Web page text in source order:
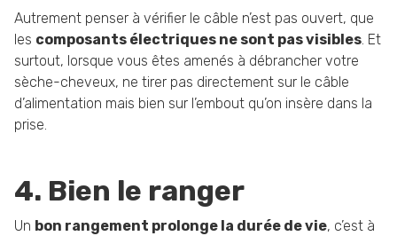
Autrement penser à vérifier le câble n’est pas ouvert, que
les composants électriques ne sont pas visibles. Et
surtout, lorsque vous êtes amenés à débrancher votre
sèche-cheveux, ne tirer pas directement sur le câble
d’alimentation mais bien sur l’embout qu’on insère dans la
prise.
4. Bien le ranger
Un bon rangement prolonge la durée de vie, c’est à